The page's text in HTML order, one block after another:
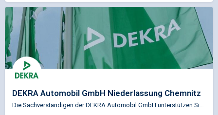
DEKRA Automobil GmbH Niederlassung Chemnitz